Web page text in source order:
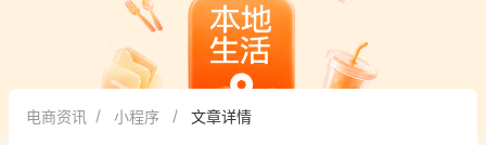
新零售最佳实践
面对面聊增长
电商资讯 小程序 文章详情